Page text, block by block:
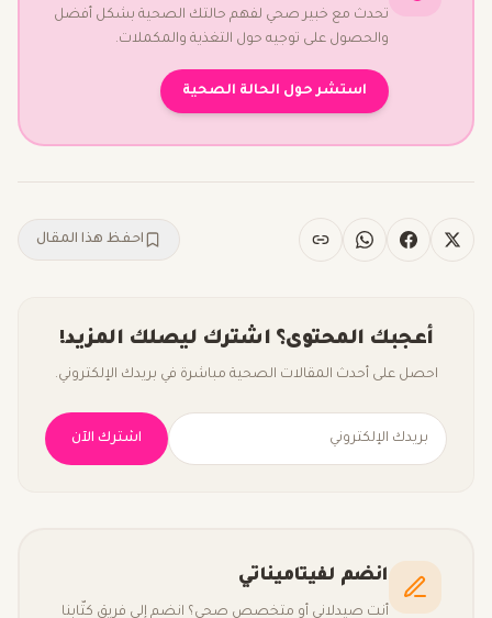
تحدث مع خبير صحي لفهم حالتك الصحية بشكل أفضل
والحصول على توجيه حول التغذية والمكملات.
استشر حول الحالة الصحية
احفظ هذا المقال
أعجبك المحتوى؟ اشترك ليصلك المزيد!
احصل على أحدث المقالات الصحية مباشرة في بريدك الإلكتروني.
اشترك الآن
انضم لفيتاميناتي
أنت صيدلاني أو متخصص صحي؟ انضم إلى فريق كتّابنا